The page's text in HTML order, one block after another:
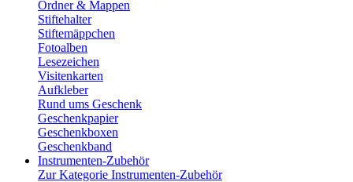
Ordner & Mappen
Stiftehalter
Stiftemäppchen
Fotoalben
Lesezeichen
Visitenkarten
Aufkleber
Rund ums Geschenk
Geschenkpapier
Geschenkboxen
Geschenkband
Instrumenten-Zubehör
Zur Kategorie Instrumenten-Zubehör